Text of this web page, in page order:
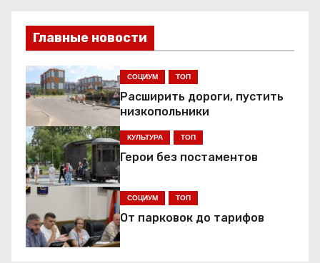
г
а
ц
и
я
п
о
Главные новости
СОЦИУМ ТОП
Расширить дороги, пустить
низкопольники
КУЛЬТУРА ТОП
Герои без постаментов
СОЦИУМ ТОП
От парковок до тарифов